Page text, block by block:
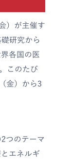
）が主催す
研究から
各国の医
このたび
金）から3
つのテーマ
エネルギ